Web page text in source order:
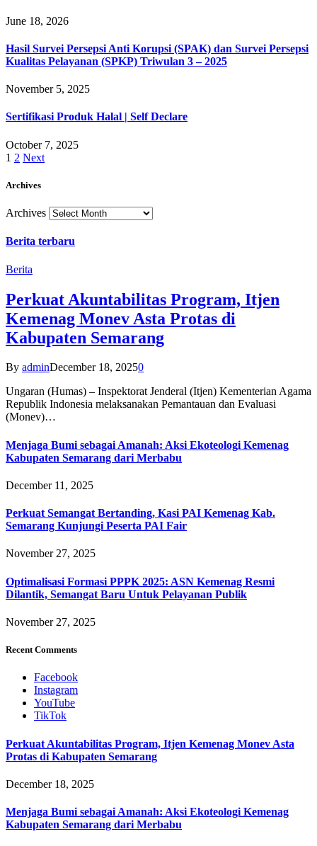
June 18, 2026
Hasil Survei Persepsi Anti Korupsi (SPAK) dan Survei Persepsi
Kualitas Pelayanan (SPKP) Triwulan 3 – 2025
November 5, 2025
Sertifikasi Produk Halal | Self Declare
October 7, 2025
1 2 Next
Archives
Archives
Berita terbaru
Berita
Perkuat Akuntabilitas Program, Itjen
Kemenag Monev Asta Protas di
Kabupaten Semarang
By adminDecember 18, 20250
Ungaran (Humas) – Inspektorat Jenderal (Itjen) Kementerian Agama
Republik Indonesia melaksanakan Pemantauan dan Evaluasi
(Monev)…
Menjaga Bumi sebagai Amanah: Aksi Ekoteologi Kemenag
Kabupaten Semarang dari Merbabu
December 11, 2025
Perkuat Semangat Bertanding, Kasi PAI Kemenag Kab.
Semarang Kunjungi Peserta PAI Fair
November 27, 2025
Optimalisasi Formasi PPPK 2025: ASN Kemenag Resmi
Dilantik, Semangat Baru Untuk Pelayanan Publik
November 27, 2025
Recent Comments
Facebook
Instagram
YouTube
TikTok
Perkuat Akuntabilitas Program, Itjen Kemenag Monev Asta
Protas di Kabupaten Semarang
December 18, 2025
Menjaga Bumi sebagai Amanah: Aksi Ekoteologi Kemenag
Kabupaten Semarang dari Merbabu